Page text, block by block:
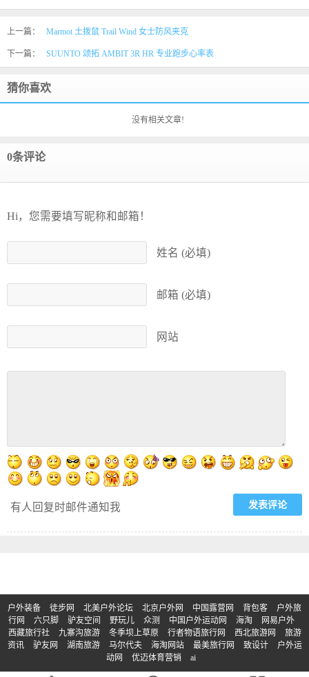
上一篇： Marmot 土拨鼠 Trail Wind 女士防风夹克
下一篇： SUUNTO 颂拓 AMBIT 3R HR 专业跑步心率表
猜你喜欢
没有相关文章!
0条评论
Hi，您需要填写昵称和邮箱！
姓名 (必填)
邮箱 (必填)
网站
有人回复时邮件通知我
户外装备 徒步网 北美户外论坛 北京户外网 中国露营网 背包客
户外旅
行网
六只脚 驴友空间 野玩儿 众测 中国户外运动网 海淘
网易户外
西藏旅行社
九寨沟旅游 冬季坝上草原 行者物语旅行网 西北旅游网
旅游
资讯
驴友网 湖南旅游 马尔代夫 海淘网站 最美旅行网 致设计
户外运
动网
优迈体育营销 ai